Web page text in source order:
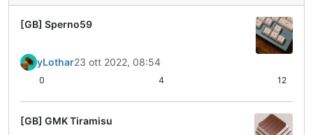
[GB] Sperno59
yLothar23 ott 2022, 08:54
0 4 12
[GB] GMK Tiramisu